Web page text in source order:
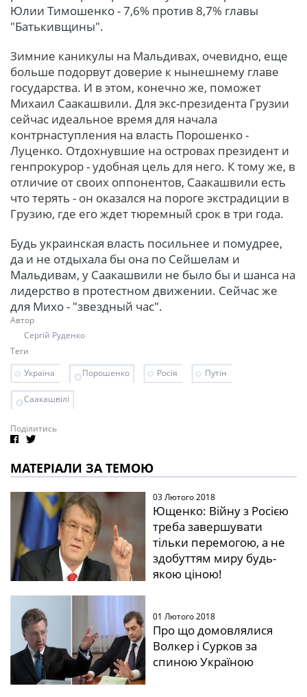
Юлии Тимошенко - 7,6% против 8,7% главы
"Батькивщины".
Зимние каникулы на Мальдивах, очевидно, еще
больше подорвут доверие к нынешнему главе
государства. И в этом, конечно же, поможет
Михаил Саакашвили. Для экс-президента Грузии
сейчас идеальное время для начала
контрнаступления на власть Порошенко -
Луценко. Отдохнувшие на островах президент и
генпрокурор - удобная цель для него. К тому же, в
отличие от своих оппонентов, Саакашвили есть
что терять - он оказался на пороге экстрадиции в
Грузию, где его ждет тюремный срок в три года.
Будь украинская власть посильнее и помудрее,
да и не отдыхала бы она по Сейшелам и
Мальдивам, у Саакашвили не было бы и шанса на
лидерство в протестном движении. Сейчас же
для Михо - "звездный час".
Автор
Сергій Руденко
Теги
Україна
Порошенко Росія Путін
Саакашвілі
Поділитись
МАТЕРІАЛИ ЗА ТЕМОЮ
03 Лютого 2018
Ющенко: Війну з Росією
треба завершувати
тільки перемогою, а не
здобуттям миру будь-
якою ціною!
01 Лютого 2018
Про що домовлялися
Волкер і Сурков за
спиною Україною